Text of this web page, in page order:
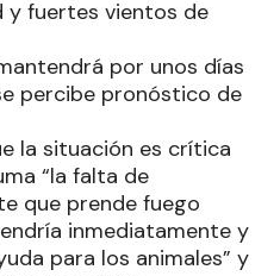
y fuertes vientos de
por unos días
percibe pronóstico de
la situación es crítica
“la falta de
que prende fuego
inmediatamente y
para los animales” y